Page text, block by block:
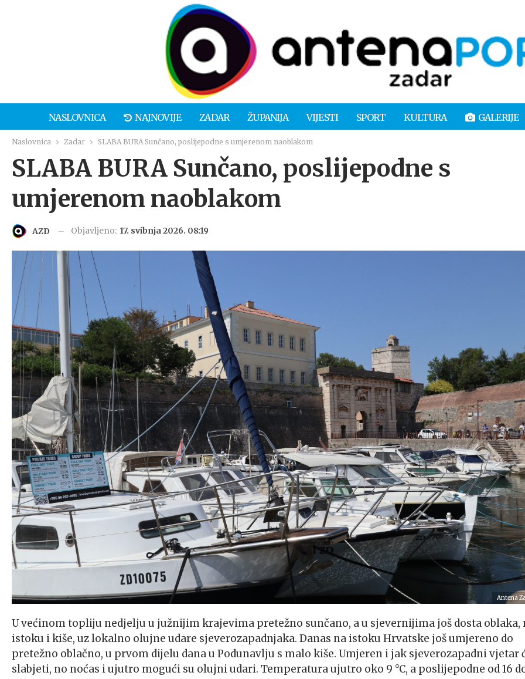
NASLOVNICA NAJNOVIJE ZADAR ŽUPANIJA VIJESTI SPORT KULTURA GALERIJE
Naslovnica Zadar SLABA BURA Sunčano, poslijepodne s umjerenom naoblakom
SLABA BURA Sunčano, poslijepodne s
umjerenom naoblakom
AZD Objavljeno: 17. svibnja 2026. 08:19
Antena
U većinom topliju nedjelju u južnijim krajevima pretežno sunčano, a u sjevernijima još dosta oblaka,
istoku i kiše, uz lokalno olujne udare sjeverozapadnjaka. Danas na istoku Hrvatske još umjereno do
pretežno oblačno, u prvom dijelu dana u Podunavlju s malo kiše. Umjeren i jak sjeverozapadni vjetar
slabjeti, no noćas i ujutro mogući su olujni udari. Temperatura ujutro oko 9 °C, a poslijepodne od 16